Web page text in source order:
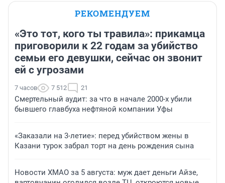
РЕКОМЕНДУЕМ
«Это тот, кого ты травила»: прикамца
приговорили к 22 годам за убийство
семьи его девушки, сейчас он звонит
ей с угрозами
7 часов 7 512 21
Смертельный аудит: за что в начале 2000-х убили
бывшего главбуха нефтяной компании Уфы
«Заказали на 3-летие»: перед убийством жены в
Казани турок забрал торт на день рождения сына
Новости ХМАО за 5 августа: муж дает деньги Айзе,